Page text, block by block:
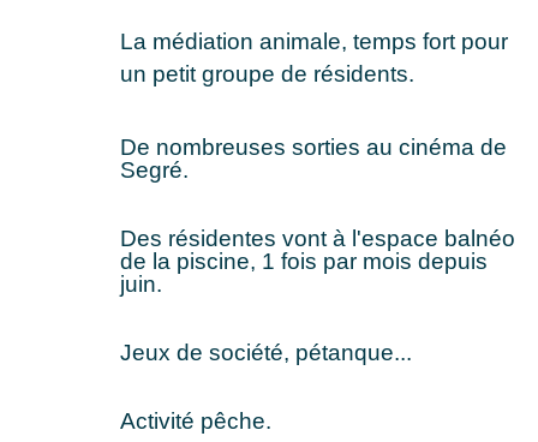
La médiation animale, temps fort pour
un petit groupe de résidents.
De nombreuses sorties au cinéma de
Segré.
Des résidentes vont à l'espace balnéo
de la piscine, 1 fois par mois depuis
juin.
Jeux de société, pétanque...
Activité pêche.